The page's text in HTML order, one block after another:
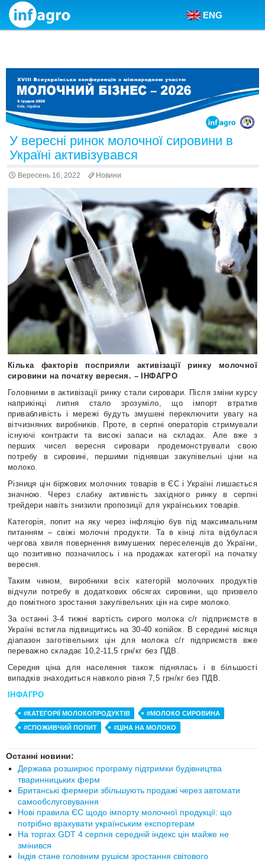
Skip to content
ENG
У вересні ринок молочної сировини в
Україні активізувався
Вересень 16, 2022 Новини
Кілька факторів посприяли активізації ринку молочної
сировини на початку вересня. – ІНФАГРО
Головними в активізації ринку стали сировари. Після зміни курсу
наприкінці липня стало зрозуміло, що імпорт втратив
привабливість і мережі будуть змушені переключити увагу на
вітчизняних виробників. Проте, в серпні операторів стримували
існуючі контракти та високі запаси на складах. Але вже з
перших чисел вересня сировари продемонстрували свою
потребу в сировині, першими піднявши закупівельні ціни на
молоко.
Різниця цін біржових молочних товарів в ЄС і Україні лишається
значною. Через слабку активність західного ринку в серпні
трейдери навіть знизили пропозиції для українських товарів.
Категорія, попит на яку через інфляцію був під максимальним
питанням – свіжі молочні продукти. Та в кінці літа відбулася
чергова хвиля повернення вимушених переселенців до України,
що позитивно позначилось і на продажах категорії на початку
вересня.
Таким чином, виробники всіх категорій молочних продуктів
відчули потребу в додаткових обсягах сировини, що призвело
до помітного зростання закупівельних цін на сире молоко.
За останні 3-4 тижні вартість сирого молока с/г підприємств в
Україні встигла підвищитись на 30-40 копійок. В середині місяця
діапазон заготівельних цін для молока с/г підприємств вже
переважно складає 10,2-11,5 грн/кг без ПДВ.
Середня ціна для населення також піднялась і в більшості
випадків знаходиться навколо рівня 7,5 грн/кг без ПДВ.
ІНФАГРО
#КАТЕГОРІЇ МОЛОКОПРОДУКТІВ
#МОЛОКО СИРОВИНА
#СПОЖИВЧИЙ ПОПИТ
#ЦІНА НА МОЛОКО
Останні новини:
Держава розширює програму підтримки будівництва
тваринницьких ферм
Британські фермери збільшують продажі через автомати
самообслуговування
Нові правила ЄС щодо імпорту молочної продукції: що
потрібно врахувати українським експортерам
На торгах GDT 4 серпня середній індекс цін майже не
змінився
Індія стане головним рушієм зростання світового